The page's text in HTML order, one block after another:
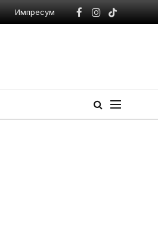
Импресум
Facebook
Instagram
TikTok